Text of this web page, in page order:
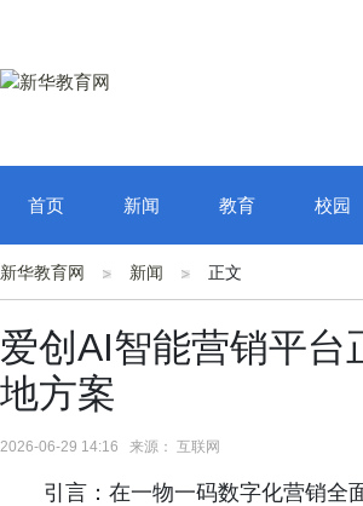
首页 新闻 教育 校园
新华教育网 新闻 正文
爱创AI智能营销平
地方案
2026-06-29 14:16 来源： 互联网
引言：在一物一码数字化营销全